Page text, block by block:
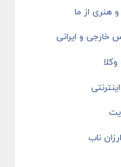
هنری از ما
خارجی و ایرانی
ناب